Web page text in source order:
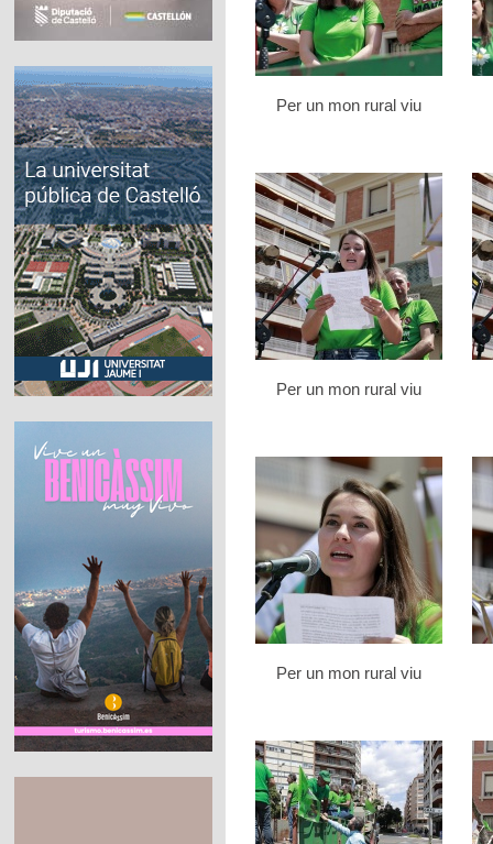
Per un mon rural viu
Per un mon rural viu
Per un mon rural viu